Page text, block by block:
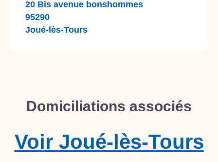
20 Bis avenue bonshommes
95290
Joué-lès-Tours
Domiciliations associés
Joué-lès-Tours
Voir